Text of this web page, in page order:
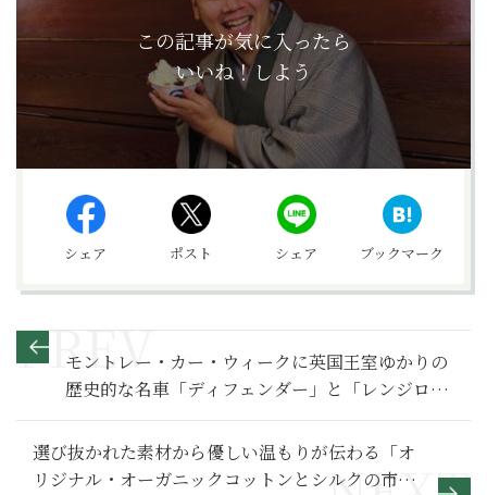
この記事が気に入ったら
いいね！しよう
シェア ポスト シェア ブックマーク
モントレー・カー・ウィークに英国王室ゆかりの
歴史的な名車「ディフェンダー」と「レンジロー
バー」が登場
選び抜かれた素材から優しい温もりが伝わる「オ
リジナル・オーガニックコットンとシルクの市松